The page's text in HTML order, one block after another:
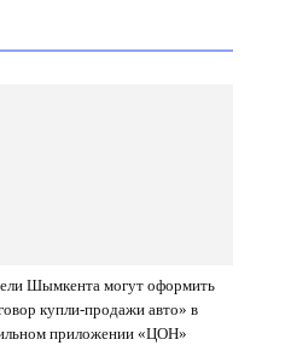
Шымкента могут оформить
купли-продажи авто» в
приложении «ЦОН»